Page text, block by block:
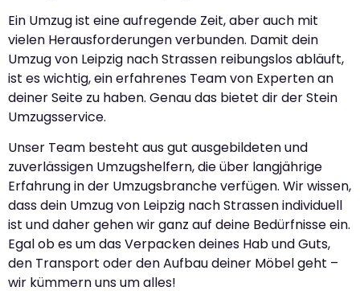
Ein Umzug ist eine aufregende Zeit, aber auch mit
vielen Herausforderungen verbunden. Damit dein
Umzug von Leipzig nach Strassen reibungslos abläuft,
ist es wichtig, ein erfahrenes Team von Experten an
deiner Seite zu haben. Genau das bietet dir der Stein
Umzugsservice.
Unser Team besteht aus gut ausgebildeten und
zuverlässigen Umzugshelfern, die über langjährige
Erfahrung in der Umzugsbranche verfügen. Wir wissen,
dass dein Umzug von Leipzig nach Strassen individuell
ist und daher gehen wir ganz auf deine Bedürfnisse ein.
Egal ob es um das Verpacken deines Hab und Guts,
den Transport oder den Aufbau deiner Möbel geht –
wir kümmern uns um alles!